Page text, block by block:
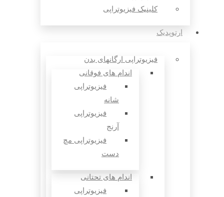
کلینیک فیزیوتراپی
ارتوپدیک
فیزیوتراپی ارگانهای بدن
اندام های فوقانی
فیزیوتراپی
شانه
فیزیوتراپی
آرنج
فیزیوتراپی مچ
دست
اندام های تحتانی
فیزیوتراپی